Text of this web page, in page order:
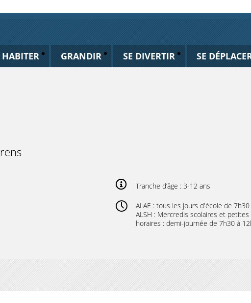
HABITER GRANDIR SE DIVERTIR SE
Tranche d’âge : 3-12 ans
ALAE : tous les jours d'école de
ALSH : Mercredis scolaires et
horaires : demi-journée de 7h30 à